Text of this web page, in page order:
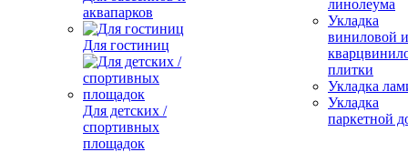
аквапарков
Для гостиниц
Для детских /
спортивных
площадок
линолеума
Укладка
виниловой и
плитки
Укладка
Укладка
паркетной